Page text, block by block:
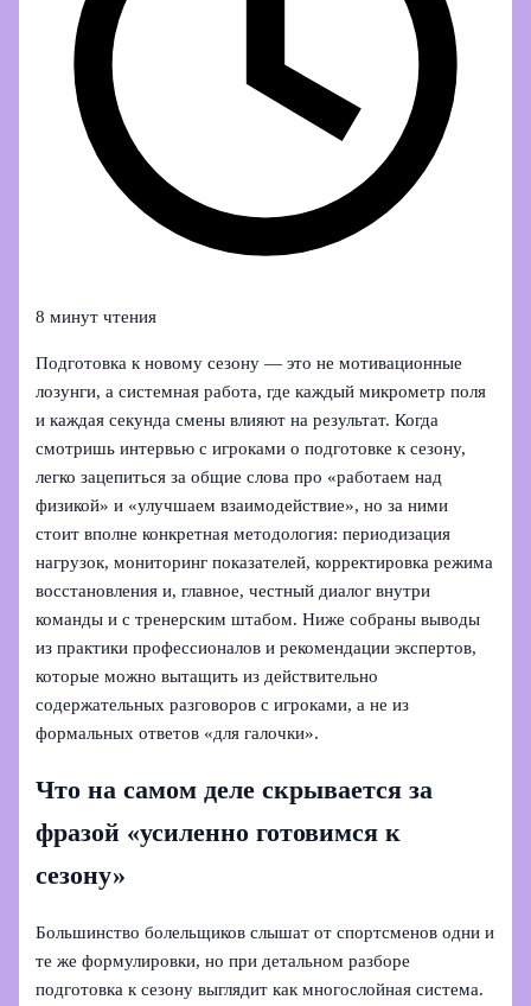
8 минут чтения
Подготовка к новому сезону — это не мотивационные
лозунги, а системная работа, где каждый микрометр поля
и каждая секунда смены влияют на результат. Когда
смотришь интервью с игроками о подготовке к сезону,
легко зацепиться за общие слова про «работаем над
физикой» и «улучшаем взаимодействие», но за ними
стоит вполне конкретная методология: периодизация
нагрузок, мониторинг показателей, корректировка режима
восстановления и, главное, честный диалог внутри
команды и с тренерским штабом. Ниже собраны выводы
из практики профессионалов и рекомендации экспертов,
которые можно вытащить из действительно
содержательных разговоров с игроками, а не из
формальных ответов «для галочки».
Что на самом деле скрывается за
фразой «усиленно готовимся к
сезону»
Большинство болельщиков слышат от спортсменов одни и
те же формулировки, но при детальном разборе
подготовка к сезону выглядит как многослойная система.